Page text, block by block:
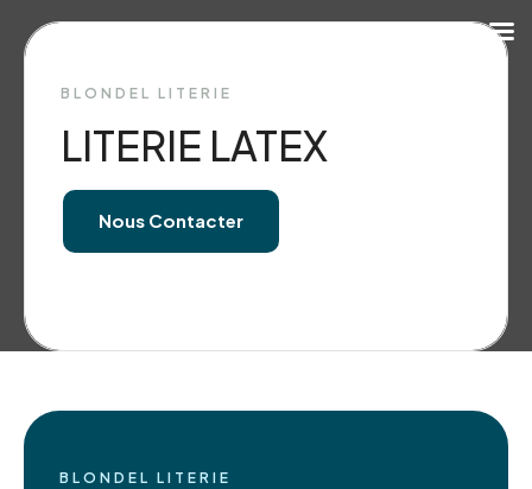
BLONDEL LITERIE
LITERIE LATEX
Nous Contacter
BLONDEL LITERIE